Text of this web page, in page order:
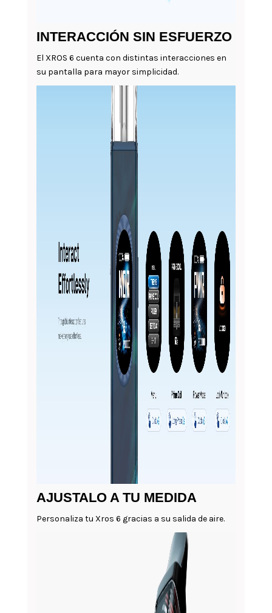
INTERACCIÓN SIN ESFUERZO
El XROS 6 cuenta con distintas interacciones en
su pantalla para mayor simplicidad.
AJUSTALO A TU MEDIDA
Personaliza tu Xros 6 gracias a su salida de aire.